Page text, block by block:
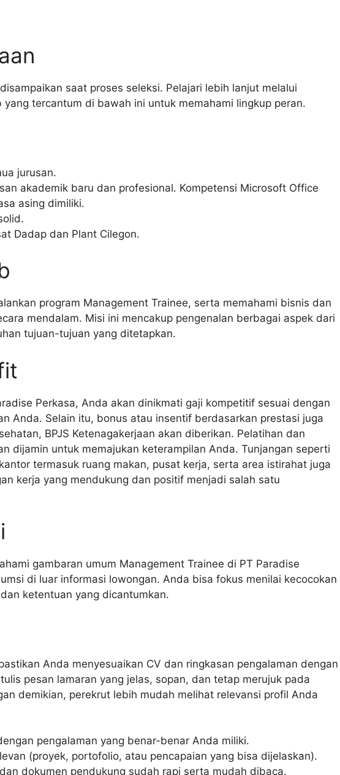
saat proses seleksi. Pelajari lebih lanjut melalui
tercantum di bawah ini untuk memahami lingkup peran.
jurusan.
akademik baru dan profesional. Kompetensi Microsoft Office
asing dimiliki.
Dadap dan Plant Cilegon.
program Management Trainee, serta memahami bisnis dan
mendalam. Misi ini mencakup pengenalan berbagai aspek dari
tujuan-tujuan yang ditetapkan.
Perkasa, Anda akan dinikmati gaji kompetitif sesuai dengan
Anda. Selain itu, bonus atau insentif berdasarkan prestasi juga
BPJS Ketenagakerjaan akan diberikan. Pelatihan dan
dijamin untuk memajukan keterampilan Anda. Tunjangan seperti
termasuk ruang makan, pusat kerja, serta area istirahat juga
kerja yang mendukung dan positif menjadi salah satu
gambaran umum Management Trainee di PT Paradise
di luar informasi lowongan. Anda bisa fokus menilai kecocokan
ketentuan yang dicantumkan.
Anda menyesuaikan CV dan ringkasan pengalaman dengan
pesan lamaran yang jelas, sopan, dan tetap merujuk pada
demikian, perekrut lebih mudah melihat relevansi profil Anda
pengalaman yang benar-benar Anda miliki.
(proyek, portofolio, atau pencapaian yang bisa dijelaskan).
dokumen pendukung sudah rapi serta mudah dibaca.